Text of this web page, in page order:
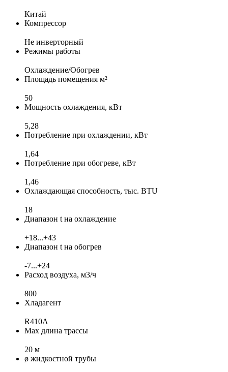
Китай
Компрессор
Не инверторный
Режимы работы
Охлаждение/Обогрев
Площадь помещения м²
50
Мощность охлаждения, кВт
5,28
Потребление при охлаждении, кВт
1,64
Потребление при обогреве, кВт
1,46
Охлаждающая способность, тыс. BTU
18
Диапазон t на охлаждение
+18...+43
Диапазон t на обогрев
-7...+24
Расход воздуха, м3/ч
800
Хладагент
R410A
Max длина трассы
20 м
ø жидкостной трубы